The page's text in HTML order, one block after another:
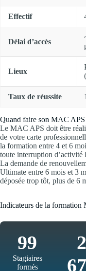
Effectif
Délai d’accès
Lieux
Taux de réussite
Quand faire son MAC
Le MAC APS doit être
de votre carte
la formation entre 4 et 6
toute interruption
La demande de
Ultimate entre 6 mois et 3
déposée trop tôt, plus de 6
Indicateurs de la formation
99
Stagiaires
formés
2